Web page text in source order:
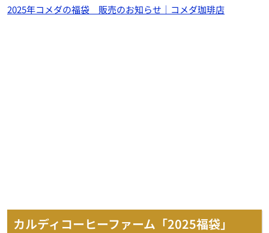
2025年コメダの福袋 販売のお知らせ｜コメダ珈琲店
カルディコーヒーファーム「2025福袋」